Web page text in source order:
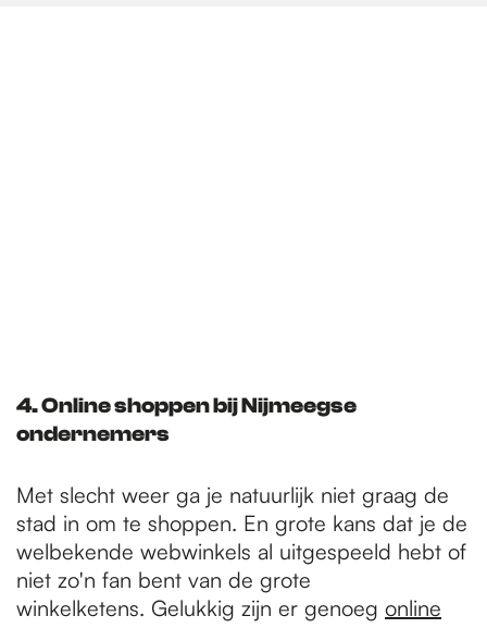
4. Online shoppen bij Nijmeegse
ondernemers
Met slecht weer ga je natuurlijk niet graag de
stad in om te shoppen. En grote kans dat je de
welbekende webwinkels al uitgespeeld hebt of
niet zo'n fan bent van de grote
winkelketens. Gelukkig zijn er genoeg online